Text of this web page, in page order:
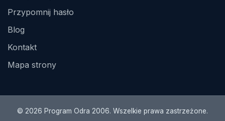
Przypomnij hasło
Blog
Kontakt
Mapa strony
© 2026 Program Odra 2006. Wszelkie prawa zastrzeżone.